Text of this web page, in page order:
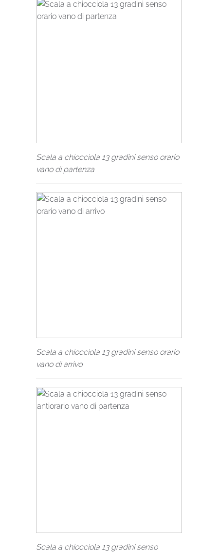
Scala a chiocciola 13 gradini senso orario
vano di partenza
Scala a chiocciola 13 gradini senso orario
vano di arrivo
Scala a chiocciola 13 gradini senso